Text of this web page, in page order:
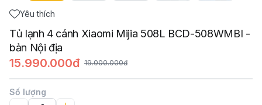
Yêu thích
Tủ lạnh 4 cánh Xiaomi Mijia 508L BCD-508WMBI -
bản Nội địa
15.990.000đ 19.000.000đ
Số lượng